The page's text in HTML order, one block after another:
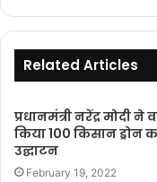
Related Articles
प्रधानमंत्री नरेंद्र मोदी ने
किया 100 किसान ड्रोन
उद्घाटन
February 19, 2022